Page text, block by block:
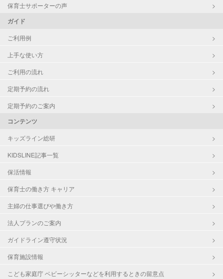
保育士サポーターの声
ガイド
ご利用例
上手な使い方
ご利用の流れ
定期予約の流れ
定期予約のご案内
コンテンツ
キッズライン総研
KIDSLINE記事一覧
保活情報
保育士の働き方 キャリア
主婦の仕事選びや働き方
法人プランのご案内
ガイドライン遵守状況
保育施設情報
こども家庭庁 ベビーシッターなどを利用するときの留意点